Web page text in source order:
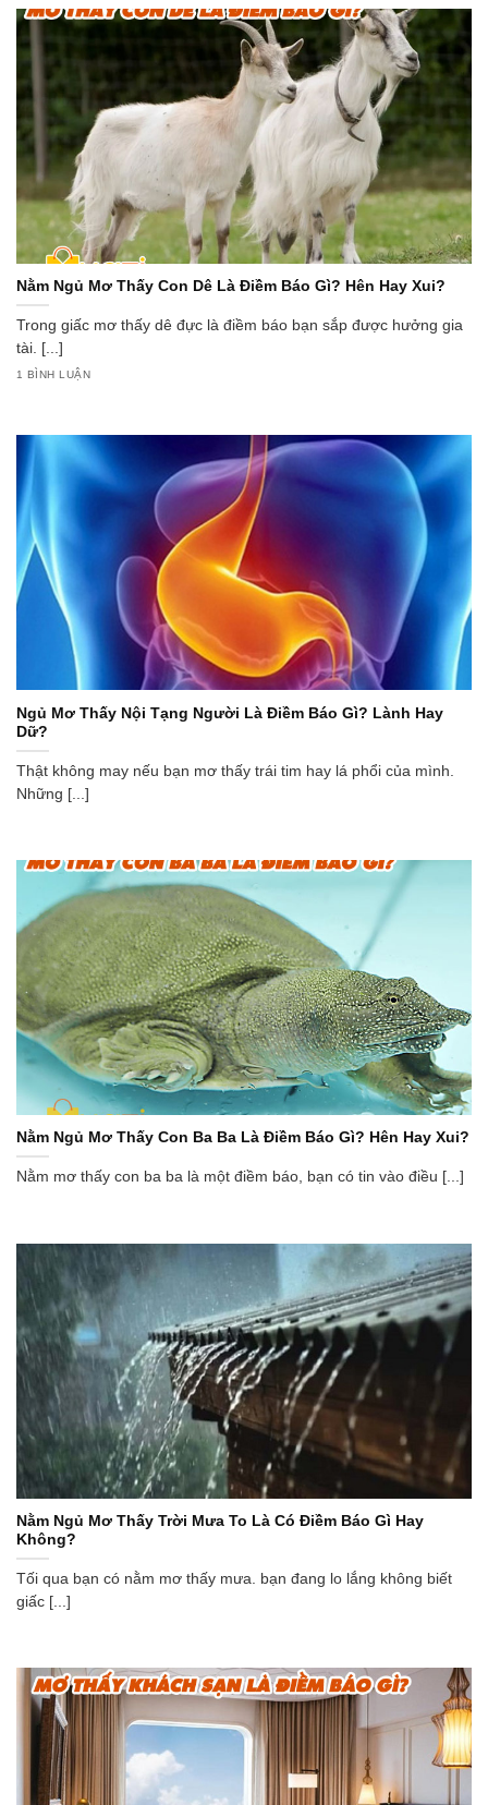
Nằm Ngủ Mơ Thấy Con Dê Là Điềm Báo Gì? Hên Hay Xui?
Trong giấc mơ thấy dê đực là điềm báo bạn sắp được hưởng gia
tài. [...]
1 BÌNH LUẬN
Ngủ Mơ Thấy Nội Tạng Người Là Điềm Báo Gì? Lành Hay
Dữ?
Thật không may nếu bạn mơ thấy trái tim hay lá phổi của mình.
Những [...]
Nằm Ngủ Mơ Thấy Con Ba Ba Là Điềm Báo Gì? Hên Hay Xui?
Nằm mơ thấy con ba ba là một điềm báo, bạn có tin vào điều [...]
Nằm Ngủ Mơ Thấy Trời Mưa To Là Có Điềm Báo Gì Hay
Không?
Tối qua bạn có nằm mơ thấy mưa. bạn đang lo lắng không biết
giấc [...]